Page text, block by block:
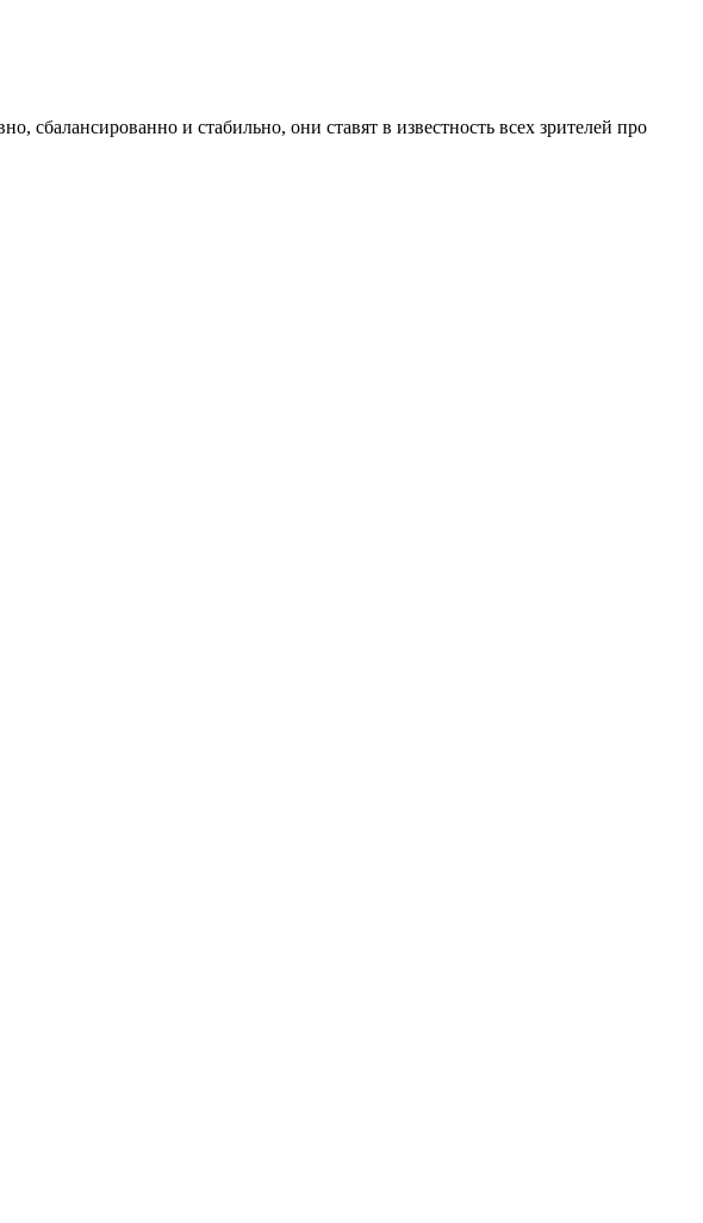
и стабильно, они ставят в известность всех зрителей про